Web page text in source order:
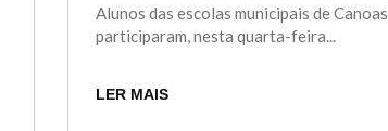
Alunos das escolas municipais de Canoas
participaram, nesta quarta-feira...
LER MAIS